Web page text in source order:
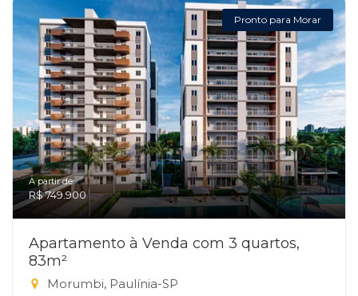
Pronto para Morar
A partir de:
R$ 749.900
Apartamento à Venda com 3 quartos,
83m²
Morumbi, Paulínia-SP